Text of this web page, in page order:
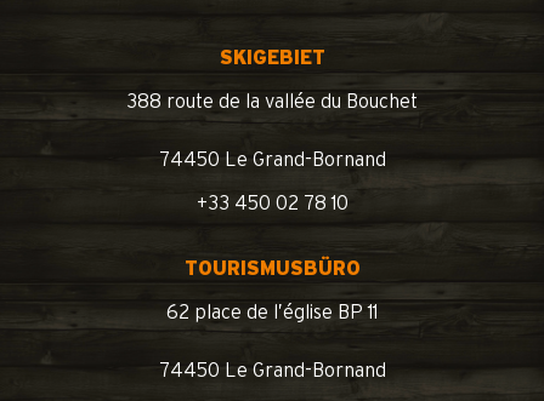
SKIGEBIET
388 route de la vallée du Bouchet
74450 Le Grand-Bornand
+33 450 02 78 10
TOURISMUSBÜRO
62 place de l’église BP 11
74450 Le Grand-Bornand